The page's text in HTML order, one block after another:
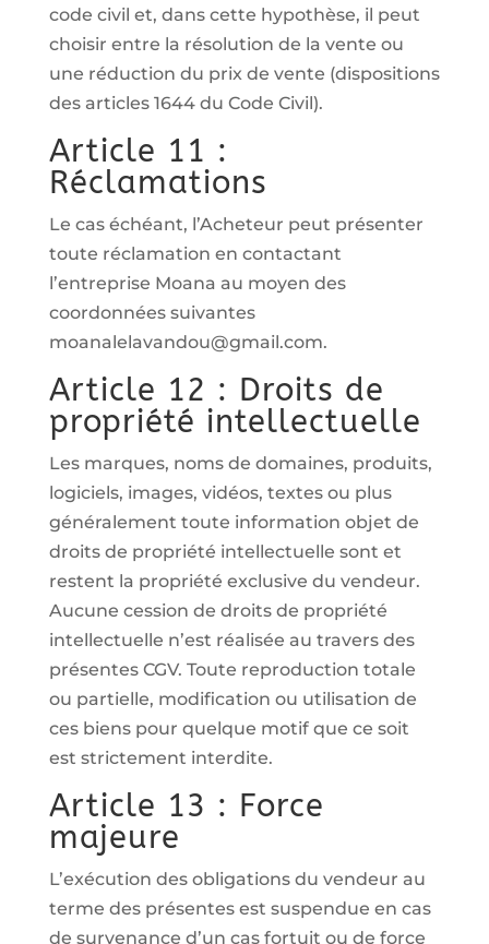
code civil et, dans cette hypothèse, il peut
choisir entre la résolution de la vente ou
une réduction du prix de vente (dispositions
des articles 1644 du Code Civil).
Article 11 :
Réclamations
Le cas échéant, l’Acheteur peut présenter
toute réclamation en contactant
l’entreprise Moana au moyen des
coordonnées suivantes
moanalelavandou@gmail.com.
Article 12 : Droits de
propriété intellectuelle
Les marques, noms de domaines, produits,
logiciels, images, vidéos, textes ou plus
généralement toute information objet de
droits de propriété intellectuelle sont et
restent la propriété exclusive du vendeur.
Aucune cession de droits de propriété
intellectuelle n’est réalisée au travers des
présentes CGV. Toute reproduction totale
ou partielle, modification ou utilisation de
ces biens pour quelque motif que ce soit
est strictement interdite.
Article 13 : Force
majeure
L’exécution des obligations du vendeur au
terme des présentes est suspendue en cas
de survenance d’un cas fortuit ou de force